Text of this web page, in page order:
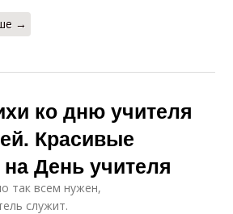
→
ко дню учителя
Красивые
День учителя
так всем нужен,
служит.